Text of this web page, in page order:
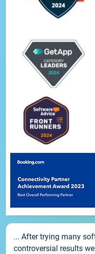
... After trying many
controversial results